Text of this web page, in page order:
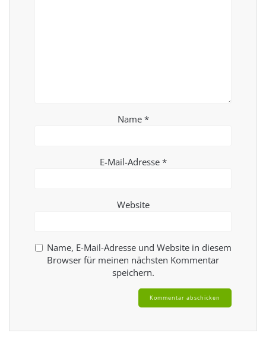
Name *
E-Mail-Adresse *
Website
Name, E-Mail-Adresse und Website in diesem
Browser für meinen nächsten Kommentar
speichern.